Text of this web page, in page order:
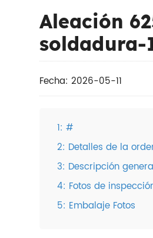
Aleación
Fecha: 2026-05-11
1: #
2: Detalles de la
3: Descripción
4: Fotos de
5: Embalaje Fotos